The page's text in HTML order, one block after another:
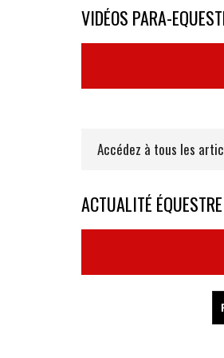
VIDÉOS PARA-
Accédez à tous les
ACTUALITÉ